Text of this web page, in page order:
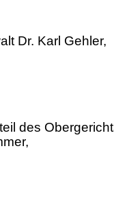
Dr. Karl Gehler,
des